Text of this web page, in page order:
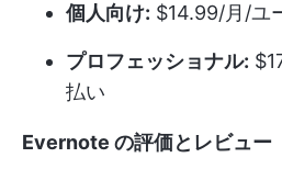
個人向け: $14.99/月/ユ
プロフェッショナル:
払い
Evernote の評価とレビュー